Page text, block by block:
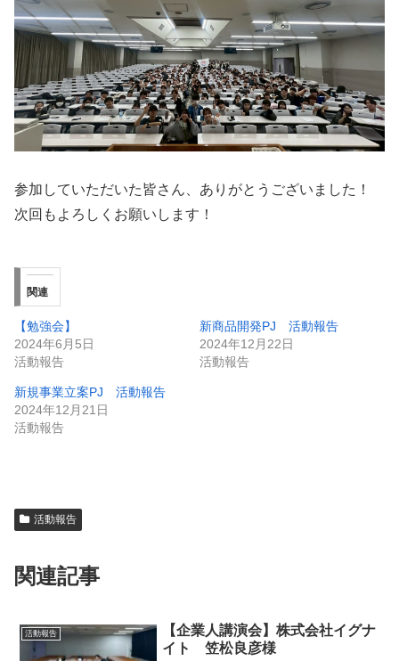
参加していただいた皆さん、ありがとうございました！
次回もよろしくお願いします！
関連
【勉強会】
2024年6月5日
活動報告
新商品開発PJ 活動報告
2024年12月22日
活動報告
新規事業立案PJ 活動報告
2024年12月21日
活動報告
活動報告
関連記事
活動報告
【企業人講演会】株式会社イグナ
イト 笠松良彦様